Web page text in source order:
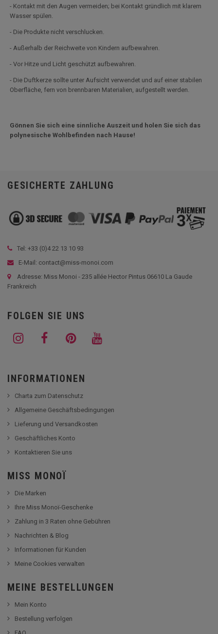
- Kontakt mit den Augen vermeiden; bei Kontakt gründlich mit klarem
Wasser spülen.
- Die Produkte nicht verschlucken.
- Außerhalb der Reichweite von Kindern aufbewahren.
- Vor Hitze und Licht geschützt aufbewahren.
- Die Duftkerze sollte unter Aufsicht verwendet und auf einer stabilen
Oberfläche, fern von brennbaren Materialien, aufgestellt werden.
Gönnen Sie sich eine sinnliche Auszeit und holen Sie sich das
polynesische Wohlbefinden nach Hause!
GESICHERTE ZAHLUNG
Tel: +33 (0)4 22 13 10 93
E-Mail: contact@miss-monoi.com
Adresse: Miss Monoi - 235 allée Hector Pintus 06610 La Gaude
Frankreich
FOLGEN SIE UNS
INFORMATIONEN
Charta zum Datenschutz
Allgemeine Geschäftsbedingungen
Lieferung und Versandkosten
Geschäftliches Konto
Kontaktieren Sie uns
MISS MONOÏ
Die Marken
Ihre Miss Monoï-Geschenke
Zahlung in 3 Raten ohne Gebühren
Nachrichten & Blog
Informationen für Kunden
Meine Cookies verwalten
MEINE BESTELLUNGEN
Mein Konto
Bestellung verfolgen